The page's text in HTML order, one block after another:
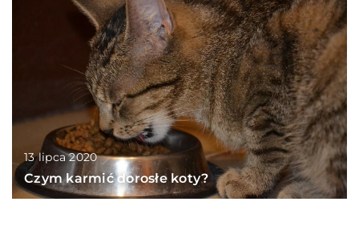
13 lipca 2020
Czym karmić dorosłe koty?